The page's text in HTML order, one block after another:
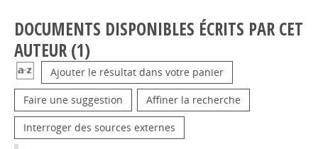
DOCUMENTS DISPONIBLES ÉCRITS PAR CET
AUTEUR (1)
Ajouter le résultat dans votre panier
Faire une suggestion Affiner la recherche
Interroger des sources externes